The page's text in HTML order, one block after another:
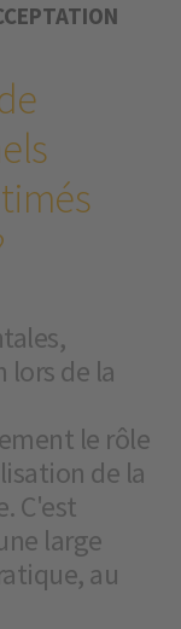
de la
le rôle
de la
C'est
large
au